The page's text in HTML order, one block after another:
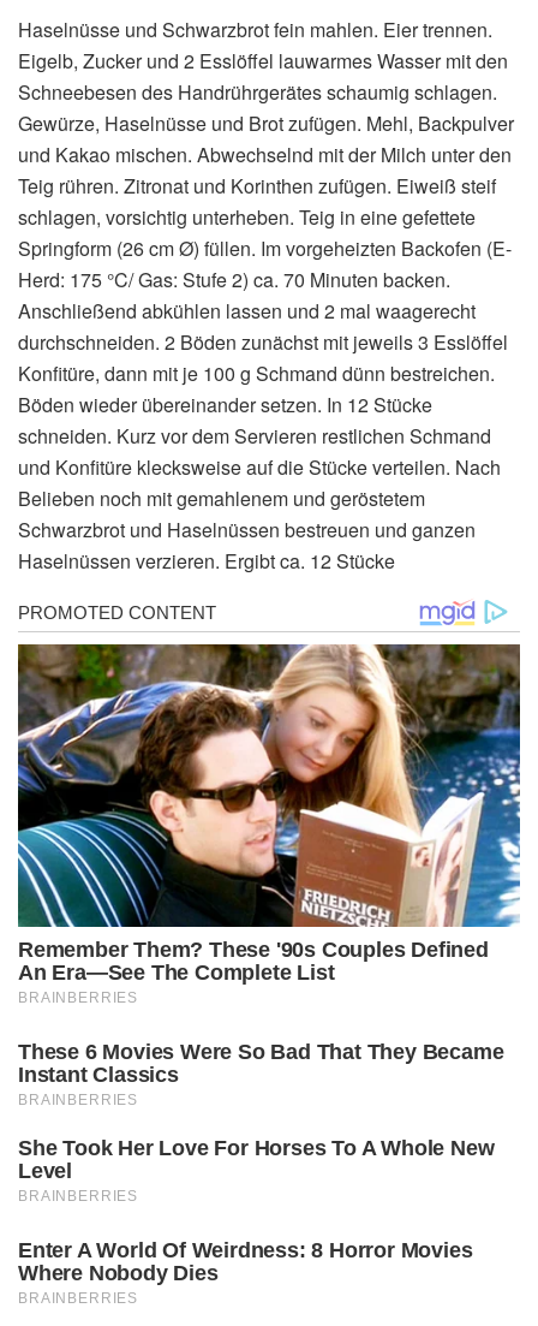
Haselnüsse und Schwarzbrot fein mahlen. Eier trennen.
Eigelb, Zucker und 2 Esslöffel lauwarmes Wasser mit den
Schneebesen des Handrührgerätes schaumig schlagen.
Gewürze, Haselnüsse und Brot zufügen. Mehl, Backpulver
und Kakao mischen. Abwechselnd mit der Milch unter den
Teig rühren. Zitronat und Korinthen zufügen. Eiweiß steif
schlagen, vorsichtig unterheben. Teig in eine gefettete
Springform (26 cm Ø) füllen. Im vorgeheizten Backofen (E-
Herd: 175 °C/ Gas: Stufe 2) ca. 70 Minuten backen.
Anschließend abkühlen lassen und 2 mal waagerecht
durchschneiden. 2 Böden zunächst mit jeweils 3 Esslöffel
Konfitüre, dann mit je 100 g Schmand dünn bestreichen.
Böden wieder übereinander setzen. In 12 Stücke
schneiden. Kurz vor dem Servieren restlichen Schmand
und Konfitüre klecksweise auf die Stücke verteilen. Nach
Belieben noch mit gemahlenem und geröstetem
Schwarzbrot und Haselnüssen bestreuen und ganzen
Haselnüssen verzieren. Ergibt ca. 12 Stücke